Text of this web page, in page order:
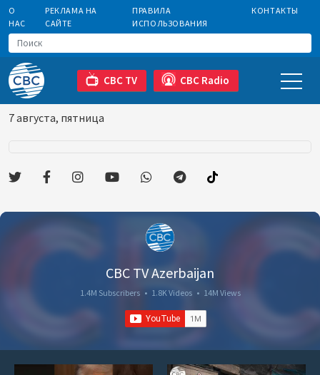
О
НАС
РЕКЛАМА НА
САЙТЕ
ПРАВИЛА
ИСПОЛЬЗОВАНИЯ
КОНТАКТЫ
CBC TV CBC Radio
7 августа, пятница
CBC TV Azerbaijan
1.4M Subscribers • 1.8K Videos • 14M Views